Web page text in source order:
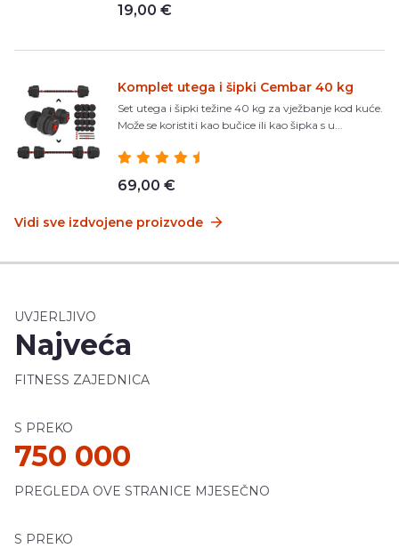
19,00 €
Komplet utega i šipki Cembar 40 kg
Set utega i šipki težine 40 kg za vježbanje kod kuće.
Može se koristiti kao bučice ili kao šipka s u...
69,00 €
Vidi sve izdvojene proizvode
UVJERLJIVO
Najveća
FITNESS ZAJEDNICA
S PREKO
750 000
PREGLEDA OVE STRANICE MJESEČNO
S PREKO